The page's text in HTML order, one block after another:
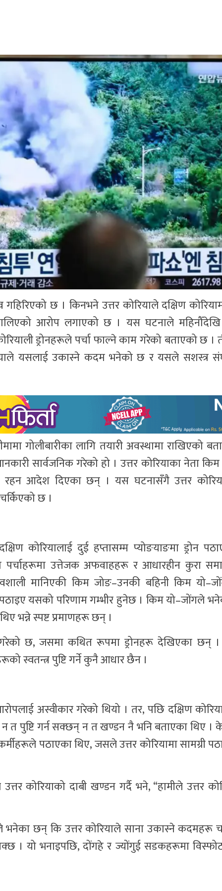
गहिरिएको छ । किनभने उत्तर कोरियाले दक्षिण
फालिएको आरोप लगाएको छ । यस घटनाले
ड्रोनहरूले पर्चा फाल्ने काम गरेको बताएको छ ।
यसलाई उकास्ने कदम भनेको छ र यसले सशस्त्र
गोलीबारीका लागि तयारी अवस्थामा राखिएको
सार्वजनिक गरेको हो । उत्तर कोरियाका नेता
आदेश दिएका छन् । यस घटनासँगै उत्तर
छ ।
कोरियालाई दुई हप्तासम्म प्योङयाङमा ड्रोन
पर्चाहरूमा उत्तेजक अफवाहहरू र आधारहीन कुरा
मानिएकी किम जोङ–उनकी बहिनी किम
पठाइए यसको परिणाम गम्भीर हुनेछ । किम यो–जोंगले
भन्ने स्पष्ट प्रमाणहरू छन् ।
गरेको छ, जसमा कथित रूपमा ड्रोनहरू देखिएका छन्
स्वतन्त्र पुष्टि गर्ने कुनै आधार छैन ।
अस्वीकार गरेको थियो । तर, पछि दक्षिण
पुष्टि गर्न सक्छन् न त खण्डन नै भनि बताएका थिए ।
पठाएका थिए, जसले उत्तर कोरियामा सामग्री
कोरियाको दाबी खण्डन गर्दै भने, “हामीले उत्तर
भनेका छन् कि उत्तर कोरियाले साना उकास्ने कदमहरू
। यो भनाइपछि, दोंगहे र ज्योंगुई सडकहरूमा